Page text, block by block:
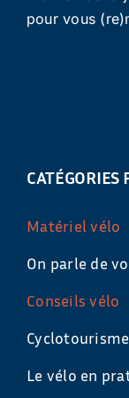
pour vous
CATÉGORIES
Matériel vélo
On parle de
Conseils vélo
Cyclotourisme
Le vélo en